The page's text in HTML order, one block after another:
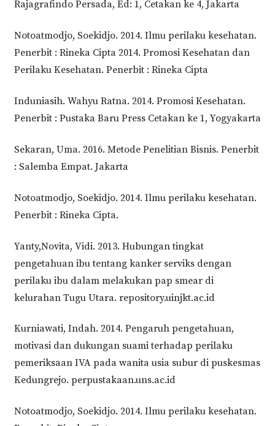
Rajagrafindo Persada, Ed: 1, Cetakan ke 4, Jakarta
Notoatmodjo, Soekidjo. 2014. Ilmu perilaku kesehatan.
Penerbit : Rineka Cipta 2014. Promosi Kesehatan dan
Perilaku Kesehatan. Penerbit : Rineka Cipta
Induniasih. Wahyu Ratna. 2014. Promosi Kesehatan.
Penerbit : Pustaka Baru Press Cetakan ke 1, Yogyakarta
Sekaran, Uma. 2016. Metode Penelitian Bisnis. Penerbit
: Salemba Empat. Jakarta
Notoatmodjo, Soekidjo. 2014. Ilmu perilaku kesehatan.
Penerbit : Rineka Cipta.
Yanty,Novita, Vidi. 2013. Hubungan tingkat
pengetahuan ibu tentang kanker serviks dengan
perilaku ibu dalam melakukan pap smear di
kelurahan Tugu Utara. repository.uinjkt.ac.id
Kurniawati, Indah. 2014. Pengaruh pengetahuan,
motivasi dan dukungan suami terhadap perilaku
pemeriksaan IVA pada wanita usia subur di puskesmas
Kedungrejo. perpustakaan.uns.ac.id
Notoatmodjo, Soekidjo. 2014. Ilmu perilaku kesehatan.